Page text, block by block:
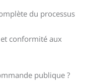
du processus
et conformité aux
publique ?